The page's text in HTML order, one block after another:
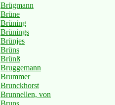
Brügmann
Brüne
Brüning
Brünings
Brünjes
Brüns
Brünß
Bruggemann
Brummer
Brunckhorst
Brunnellen, von
Bruns